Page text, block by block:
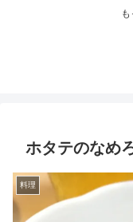
ホタテのなめ
料理